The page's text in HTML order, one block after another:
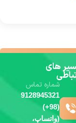
های
شماره تماس
9128945321
(98+)
(واتساپ،